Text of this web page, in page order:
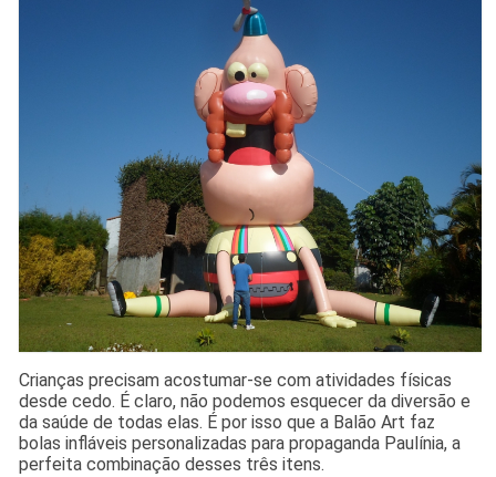
Crianças precisam acostumar-se com atividades físicas
desde cedo. É claro, não podemos esquecer da diversão e
da saúde de todas elas. É por isso que a Balão Art faz
bolas infláveis personalizadas para propaganda Paulínia, a
perfeita combinação desses três itens.